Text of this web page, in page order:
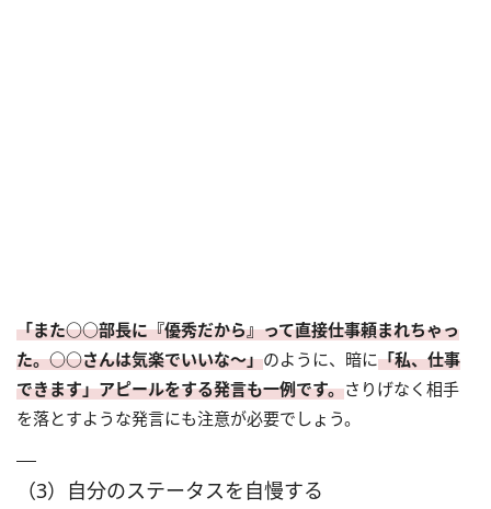
「また○○部長に『優秀だから』って直接仕事頼まれちゃっ
た。○○さんは気楽でいいな～」のように、暗に「私、仕事
できます」アピールをする発言も一例です。さりげなく相手
を落とすような発言にも注意が必要でしょう。
（3）自分のステータスを自慢する